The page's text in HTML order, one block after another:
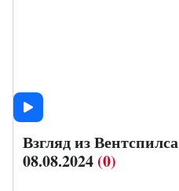
Взгляд из Вентспилса
08.08.2024 (0)